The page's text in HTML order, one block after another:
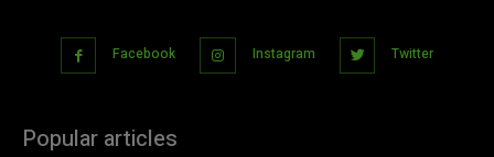
Facebook Instagram Twitter
Popular articles